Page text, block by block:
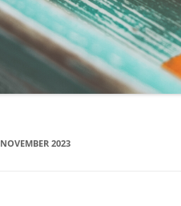
NOVEMBER 2023